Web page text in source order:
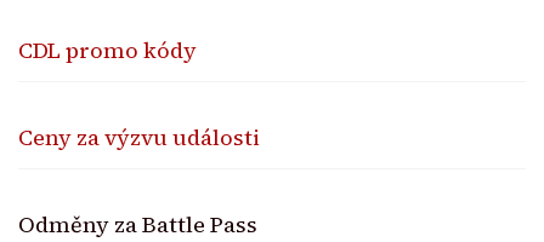
CDL promo kódy
Ceny za výzvu události
Odměny za Battle Pass